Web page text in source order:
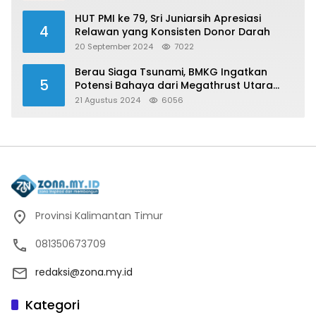
4
HUT PMI ke 79, Sri Juniarsih Apresiasi
Relawan yang Konsisten Donor Darah
20 September 2024 7022
5
Berau Siaga Tsunami, BMKG Ingatkan
Potensi Bahaya dari Megathrust Utara
Sulawesi
21 Agustus 2024 6056
Provinsi Kalimantan Timur
081350673709
redaksi@zona.my.id
Kategori